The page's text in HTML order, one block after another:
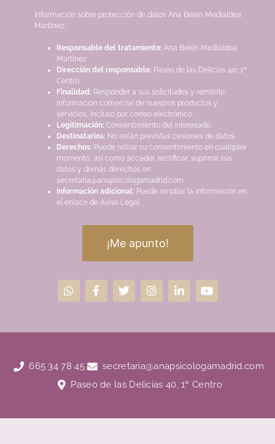
Información sobre protección de datos Ana Belén Medialdea
Martínez:
Responsable del tratamiento: Ana Belén Medialdea
Martínez
Dirección del responsable: Paseo de las Delicias 40, 1º
Centro
Finalidad: Responder a sus solicitudes y remitirle
información comercial de nuestros productos y
servicios, incluso por correo electrónico.
Legitimación: Consentimiento del interesado.
Destinatarios: No están previstas cesiones de datos.
Derechos: Puede retirar su consentimiento en cualquier
momento, así como acceder, rectificar, suprimir sus
datos y demás derechos en
secretaria@anapsicologamadrid.com
Información adicional: Puede ampliar la información en
el enlace de Aviso Legal.
¡Me apunto!
665 34 78 45
secretaria@anapsicologamadrid.com
Paseo de las Delicias 40, 1º Centro